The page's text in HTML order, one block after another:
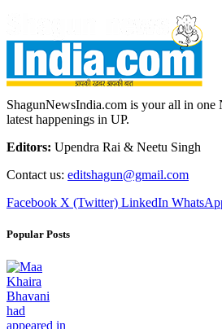
ShagunNewsIndia.com is your all in one
latest happenings in UP.
Editors: Upendra Rai & Neetu Singh
Contact us: editshagun@gmail.com
Facebook X (Twitter) LinkedIn
Popular Posts